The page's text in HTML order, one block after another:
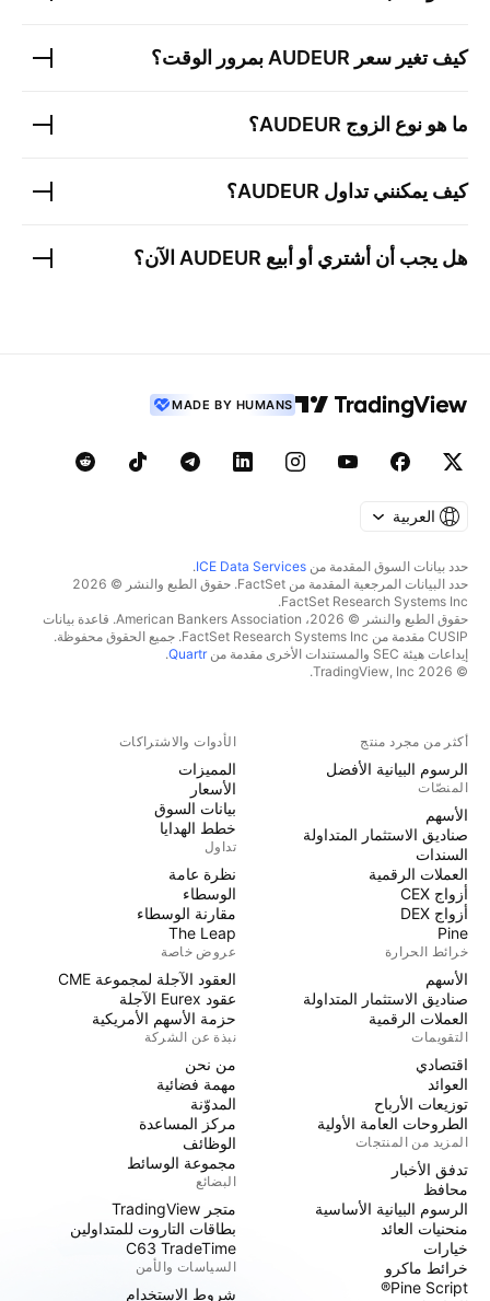
كيف تغير سعر AUDEUR بمرور الوقت؟
ما هو نوع الزوج AUDEUR؟
كيف يمكنني تداول AUDEUR؟
هل يجب أن أشتري أو أبيع AUDEUR الآن؟
MADE BY HUMANS
العربية
حدد بيانات السوق المقدمة من ICE Data Services
.
حدد البيانات المرجعية المقدمة من FactSet. حقوق الطبع والنشر © 2026
FactSet Research Systems Inc.
حقوق الطبع والنشر © 2026، American Bankers Association. قاعدة بيانات
CUSIP مقدمة من FactSet Research Systems Inc. جميع الحقوق محفوظة.
إيداعات هيئة SEC والمستندات الأخرى مقدمة من
Quartr
.
© 2026 TradingView, Inc.
أكثر من مجرد منتج
الرسوم البيانية الأفضل
المنصّات
الأسهم
صناديق الاستثمار المتداولة
السندات
العملات الرقمية
أزواج CEX
أزواج DEX
Pine
خرائط الحرارة
الأسهم
صناديق الاستثمار المتداولة
العملات الرقمية
التقويمات
اقتصادي
العوائد
توزيعات الأرباح
الطروحات العامة الأولية
المزيد من المنتجات
تدفق الأخبار
محافظ
الرسوم البيانية الأساسية
منحنيات العائد
خيارات
خرائط ماكرو
Pine Script®
الأدوات والاشتراكات
المميزات
الأسعار
بيانات السوق
خطط الهدايا
تداول
نظرة عامة
الوسطاء
مقارنة الوسطاء
The Leap
عروض خاصة
العقود الآجلة لمجموعة CME
عقود Eurex الآجلة
حزمة الأسهم الأمريكية
نبذة عن الشركة
من نحن
مهمة فضائية
المدوّنة
مركز المساعدة
الوظائف
مجموعة الوسائط
البضائع
متجر TradingView
بطاقات التاروت للمتداولين
C63 TradeTime
السياسات والأمن
شروط الاستخدام